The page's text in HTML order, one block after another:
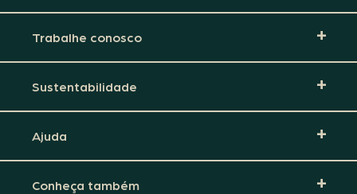
Trabalhe conosco
Sustentabilidade
Ajuda
Conheça também